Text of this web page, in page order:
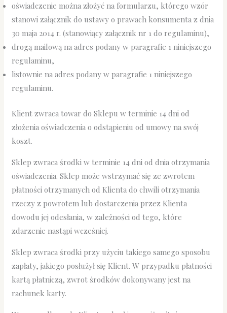
oświadczenie można złożyć na formularzu, którego wzór
stanowi załącznik do ustawy o prawach konsumenta z dnia
30 maja 2014 r. (stanowiący załącznik nr 1 do regulaminu),
drogą mailową na adres podany w paragrafie 1 niniejszego
regulaminu,
listownie na adres podany w paragrafie 1 niniejszego
regulaminu.
Klient zwraca towar do Sklepu w terminie 14 dni od
złożenia oświadczenia o odstąpieniu od umowy na swój
koszt.
Sklep zwraca środki w terminie 14 dni od dnia otrzymania
oświadczenia. Sklep może wstrzymać się ze zwrotem
płatności otrzymanych od Klienta do chwili otrzymania
rzeczy z powrotem lub dostarczenia przez Klienta
dowodu jej odesłania, w zależności od tego, które
zdarzenie nastąpi wcześniej.
Sklep zwraca środki przy użyciu takiego samego sposobu
zapłaty, jakiego posłużył się Klient. W przypadku płatności
kartą płatniczą, zwrot środków dokonywany jest na
rachunek karty.